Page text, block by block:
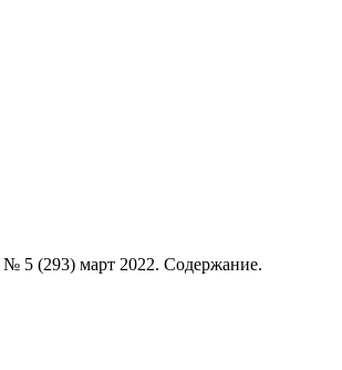
5 (293) март 2022. Содержание.